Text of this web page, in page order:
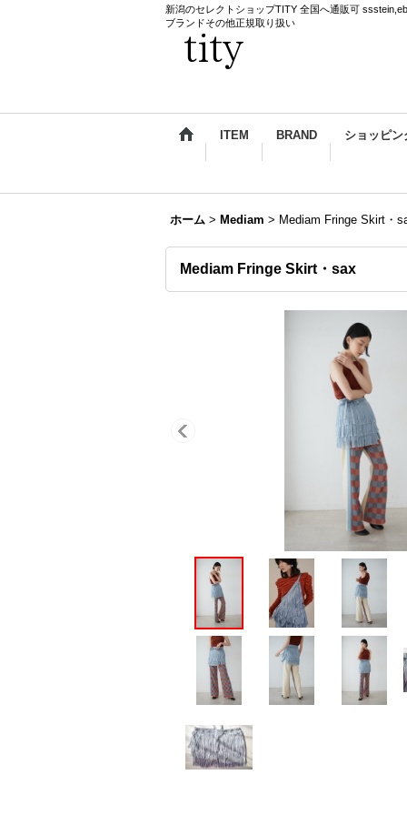
新潟のセレクトショップTITY 全国へ通販可
ブランドその他正規取り扱い
ITEM BRAND ショッピン
ホーム > Mediam > Mediam Fringe Skirt・
Mediam Fringe Skirt・sax